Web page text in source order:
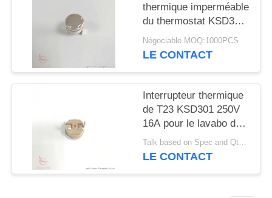
thermique imperméable
du thermostat KSD301
pour le grille-pain
Négociable MOQ:1000PCS
LE CONTACT
Interrupteur thermique
de T23 KSD301 250V
16A pour le lavabo de
pieds
Talk based on Spec and Qty. MOQ:1000pcs, mais également quantité pilote de course de soutien.
LE CONTACT